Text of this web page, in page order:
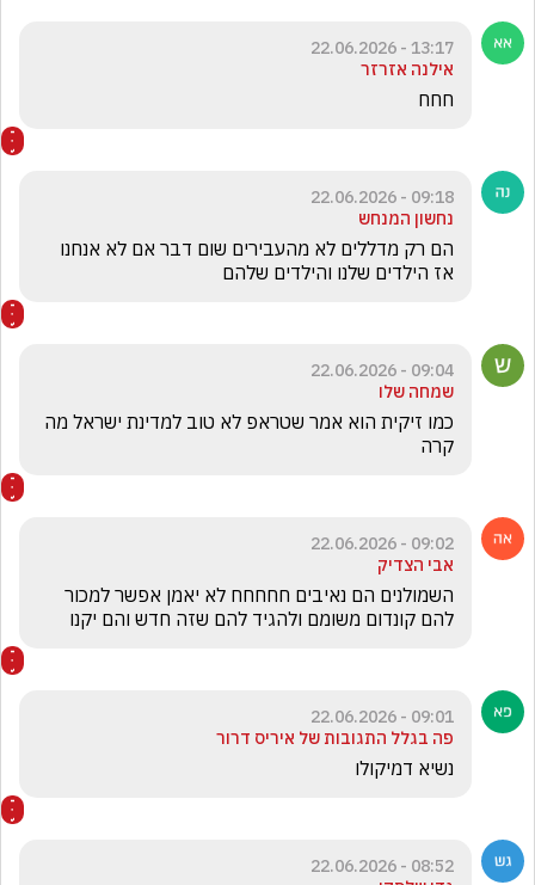
13:17 - 22.06.2026
אילנה אזרזר
חחח
09:18 - 22.06.2026
נחשון המנחש
אז הילדים שלנו והילדים שלהם
09:04 - 22.06.2026
שמחה שלו
קרה
09:02 - 22.06.2026
אבי הצדיק
להם קונדום משומם ולהגיד להם שזה חדש והם יקנו
09:01 - 22.06.2026
פה בגלל התגובות של איריס דרור
נשיא דמיקולו
08:52 - 22.06.2026